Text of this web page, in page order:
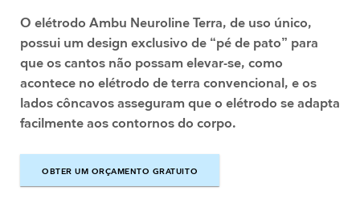
O elétrodo Ambu Neuroline Terra, de uso único,
possui um design exclusivo de “pé de pato” para
que os cantos não possam elevar-se, como
acontece no elétrodo de terra convencional, e os
lados côncavos asseguram que o elétrodo se adapta
facilmente aos contornos do corpo.
OBTER UM ORÇAMENTO GRATUITO